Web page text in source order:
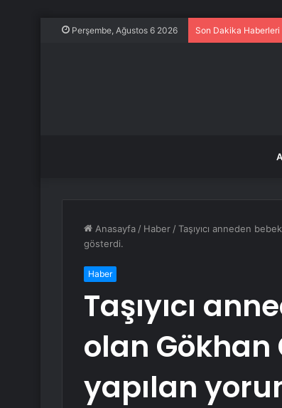
Perşembe, Ağustos 6 2026 Son Dakika Haberleri
Anasayfa / Haber /Taşıyıcı anneden
gösterdi.
Haber
Taşıyıcı
olan Gökhan
yapılan